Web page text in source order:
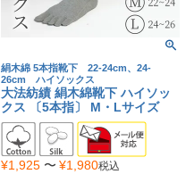
絹木綿 5本指靴下 22-24cm、24-
26cm ハイソックス
大法紡績 絹木綿靴下 ハイソッ
クス 〔5本指〕 M・Lサイズ
¥1,925 〜 ¥1,980税込